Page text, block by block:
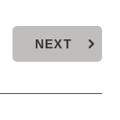
NEXT